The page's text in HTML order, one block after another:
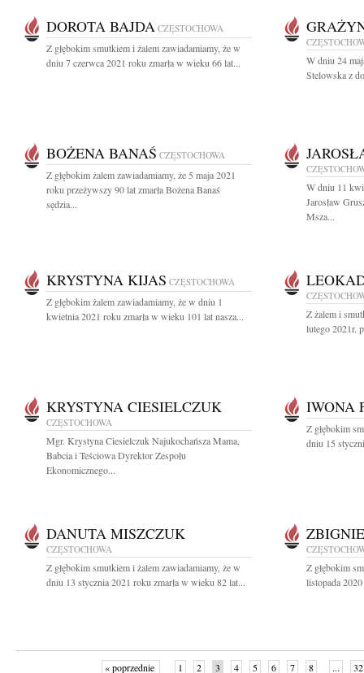
DOROTA BAJDA CZĘSTOCHOWA
Z głębokim smutkiem i żalem zawiadamiamy, że w
dniu 7 czerwca 2021 roku zmarła w wieku 66 lat...
W dniu 24
Stelowska z
BOŻENA BANAŚ CZĘSTOCHOWA
Z głębokim żalem zawiadamiamy, że 5 maja 2021
roku przeżywszy 90 lat zmarła Bożena Banaś
sędzia...
W dniu 11
Jarosław
Msza...
KRYSTYNA KIJAS CZĘSTOCHOWA
Z głębokim żalem zawiadamiamy, że w dniu 1
kwietnia 2021 roku zmarła w wieku 101 lat nasza...
Z żalem i
lutego 2021r.
KRYSTYNA CIESIELCZUK
CZĘSTOCHOWA
Mgr. Krystyna Ciesielczuk Najukochańsza Mama,
Babcia i Teściowa Dyrektor Zespołu
Ekonomicznego...
IWONA
Z głębokim
dniu 15
DANUTA MISZCZUK
CZĘSTOCHOWA
Z głębokim smutkiem i żalem zawiadamiamy, że w
dniu 13 stycznia 2021 roku zmarła w wieku 82 lat...
Z głębokim
listopada
« poprzednie 1 2 3 4 5 6 7 8 ... 32